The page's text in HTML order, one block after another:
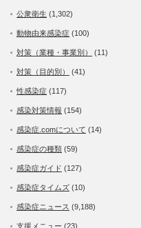
公衆衛生 (1,302)
動物由来感染症 (100)
対策（業種・事業別） (11)
対策（目的別） (41)
性感染症 (117)
感染対策情報 (154)
感染症.comについて (14)
感染症の種類 (59)
感染症ガイド (127)
感染症タイムズ (10)
感染症ニュース (9,188)
支援メニュー (23)